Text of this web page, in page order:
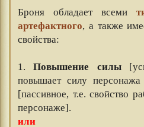
Броня обладает всеми
артефактного, а также
свойства:
1.Повышение силы
повышает силу
[пассивное, т.е. свойство
персонаже].
или